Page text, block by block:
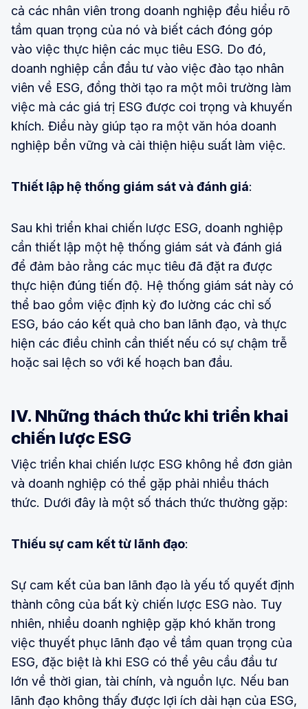
cả các nhân viên trong doanh nghiệp đều hiểu rõ
tầm quan trọng của nó và biết cách đóng góp
vào việc thực hiện các mục tiêu ESG. Do đó,
doanh nghiệp cần đầu tư vào việc đào tạo nhân
viên về ESG, đồng thời tạo ra một môi trường làm
việc mà các giá trị ESG được coi trọng và khuyến
khích. Điều này giúp tạo ra một văn hóa doanh
nghiệp bền vững và cải thiện hiệu suất làm việc.
Thiết lập hệ thống giám sát và đánh giá:
Sau khi triển khai chiến lược ESG, doanh nghiệp
cần thiết lập một hệ thống giám sát và đánh giá
để đảm bảo rằng các mục tiêu đã đặt ra được
thực hiện đúng tiến độ. Hệ thống giám sát này có
thể bao gồm việc định kỳ đo lường các chỉ số
ESG, báo cáo kết quả cho ban lãnh đạo, và thực
hiện các điều chỉnh cần thiết nếu có sự chậm trễ
hoặc sai lệch so với kế hoạch ban đầu.
IV. Những thách thức khi triển khai
chiến lược ESG
Việc triển khai chiến lược ESG không hề đơn giản
và doanh nghiệp có thể gặp phải nhiều thách
thức. Dưới đây là một số thách thức thường gặp:
Thiếu sự cam kết từ lãnh đạo:
Sự cam kết của ban lãnh đạo là yếu tố quyết định
thành công của bất kỳ chiến lược ESG nào. Tuy
nhiên, nhiều doanh nghiệp gặp khó khăn trong
việc thuyết phục lãnh đạo về tầm quan trọng của
ESG, đặc biệt là khi ESG có thể yêu cầu đầu tư
lớn về thời gian, tài chính, và nguồn lực. Nếu ban
lãnh đạo không thấy được lợi ích dài hạn của ESG,